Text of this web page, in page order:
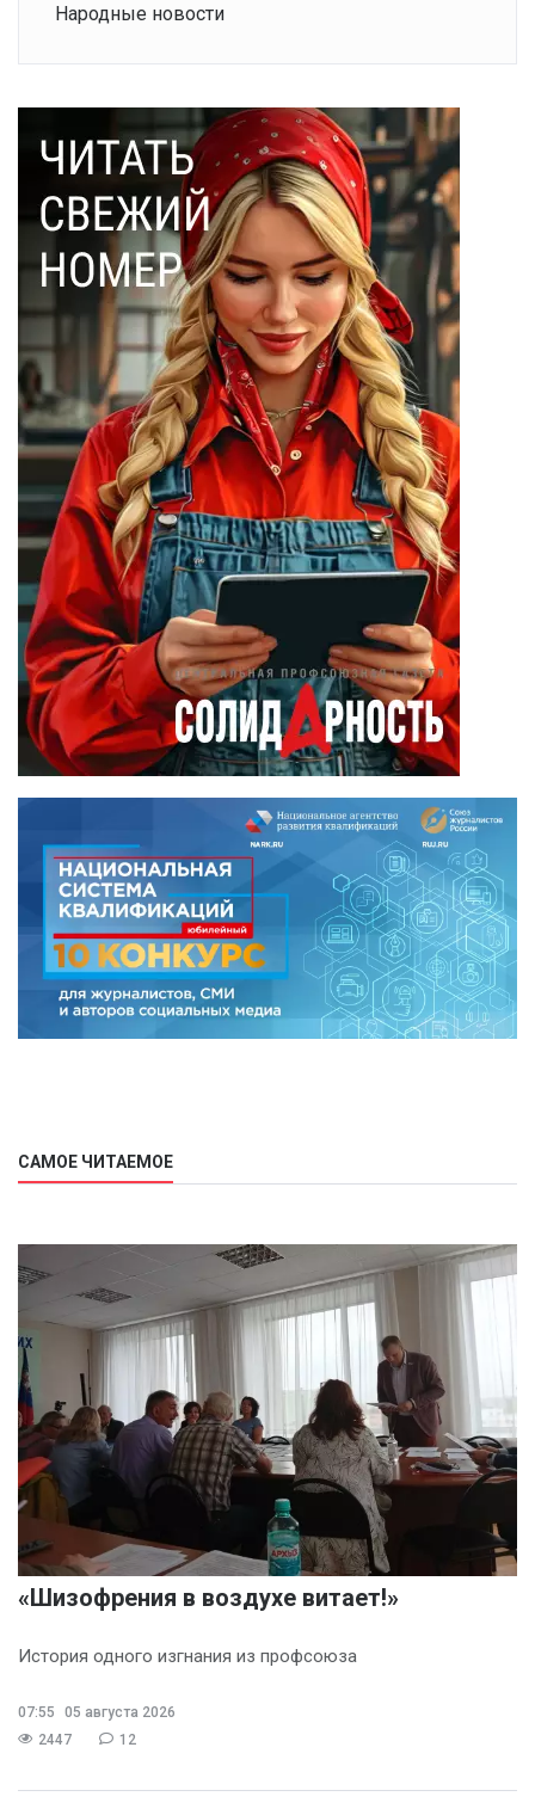
Народные новости
САМОЕ ЧИТАЕМОЕ
«Шизофрения в воздухе витает!»
История одного изгнания из профсоюза
07:55
05 августа 2026
2447
12